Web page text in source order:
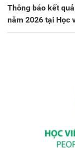
Thông báo kết
năm 2026 tại Học